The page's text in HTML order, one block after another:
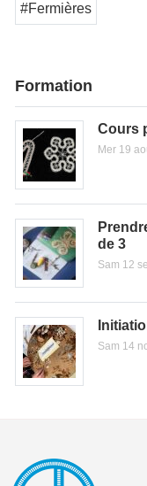
#Fermières
Formation
Cours
Mer 19
de 3
Sam 12
Sam 14